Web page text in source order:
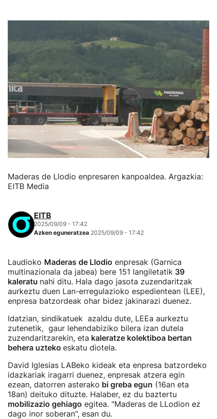
Maderas de Llodio enpresaren kanpoaldea. Argazkia:
EITB Media
EITB
2025/09/09 - 17:42
Azken eguneratzea 2025/09/09 - 17:42
Laudioko Maderas de Llodio enpresak (Garnica
multinazionala da jabea) bere 151 langiletatik 39
kaleratu nahi ditu. Hala dago jasota zuzendaritzak
aurkeztu duen Lan-erregulazioko espedientean (LEE),
enpresa batzordeak ohar bidez jakinarazi duenez.
Idatzian, sindikatuek azaldu dute, LEEa aurkeztu
zutenetik, gaur lehendabiziko bilera izan dutela
zuzendaritzarekin, eta kaleratze kolektiboa bertan
behera uzteko eskatu diotela.
David Iglesias LABeko kideak eta enpresa batzordeko
idazkariak iragarri duenez, enpresak atzera egin
ezean, datorren asterako bi greba egun (16an eta
18an) deituko dituzte. Halaber, ez du baztertu
mobilizazio gehiago egitea. "Maderas de LLodion ez
dago inor soberan", esan du.